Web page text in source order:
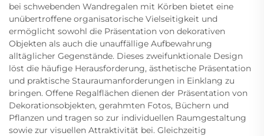
bei schwebenden Wandregalen mit Körben bietet eine
unübertroffene organisatorische Vielseitigkeit und
ermöglicht sowohl die Präsentation von dekorativen
Objekten als auch die unauffällige Aufbewahrung
alltäglicher Gegenstände. Dieses zweifunktionale Design
löst die häufige Herausforderung, ästhetische Präsentation
und praktische Stauraumanforderungen in Einklang zu
bringen. Offene Regalflächen dienen der Präsentation von
Dekorationsobjekten, gerahmten Fotos, Büchern und
Pflanzen und tragen so zur individuellen Raumgestaltung
sowie zur visuellen Attraktivität bei. Gleichzeitig